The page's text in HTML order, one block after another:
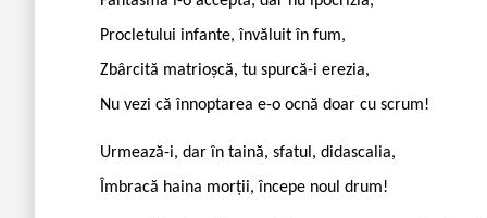
Procletului infante, învăluit în fum,
Zbârcită matrioșcă, tu spurcă-i erezia,
Nu vezi că înnoptarea e-o ocnă doar cu scrum!
Urmează-i, dar în taină, sfatul, didascalia,
Îmbracă haina morții, începe noul drum!